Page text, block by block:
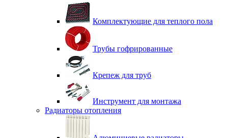
Комплектующие для теплого пола
Трубы гофрированные
Крепеж для труб
Инструмент для монтажа
Радиаторы отопления